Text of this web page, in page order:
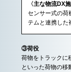
〈主な物流DX施
センサー式の荷
テムと連携し
③荷役
荷物をトラックに
といった荷物の移